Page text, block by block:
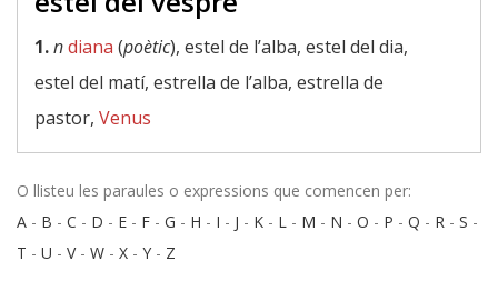
1.ndiana (poètic), estel de l’alba, estel del dia,
estel del matí, estrella de l’alba, estrella de
pastor, Venus
O llisteu les paraules o expressions que comencen per:
A - B - C - D - E - F - G - H - I - J - K - L - M - N - O - P - Q - R - S -
T - U - V- W - X - Y - Z